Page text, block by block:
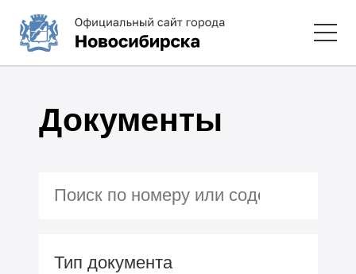
Документы
Тип документа